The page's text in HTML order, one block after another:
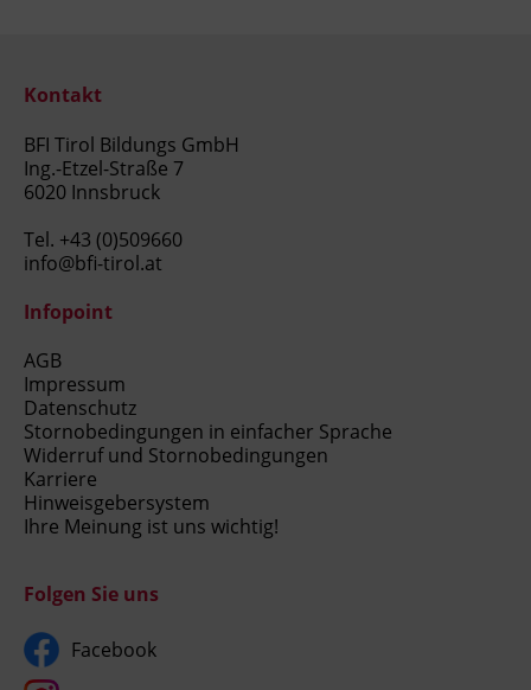
Kontakt
BFI Tirol Bildungs GmbH
Ing.-Etzel-Straße 7
6020 Innsbruck
Tel. +43 (0)509660
info@bfi-tirol.at
Infopoint
AGB
Impressum
Datenschutz
Stornobedingungen in einfacher Sprache
Widerruf und Stornobedingungen
Karriere
Hinweisgebersystem
Ihre Meinung ist uns wichtig!
Folgen Sie uns
Facebook